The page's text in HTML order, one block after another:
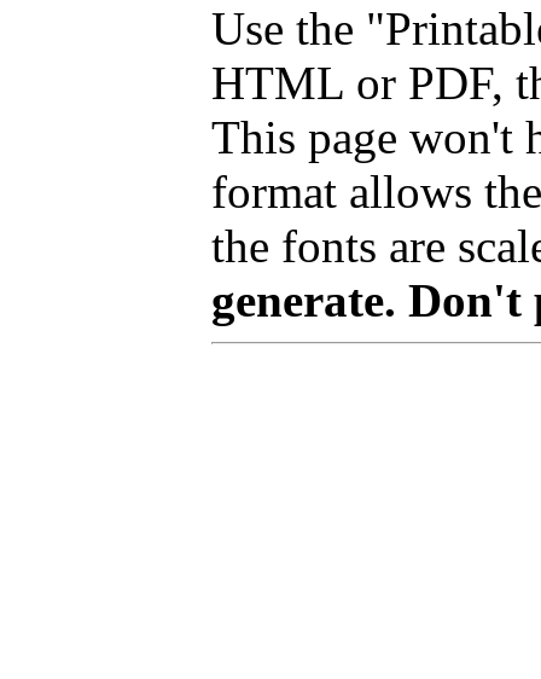
Use the
HTML or PDF,
This page won't
format allows
the fonts are
generate. Don't